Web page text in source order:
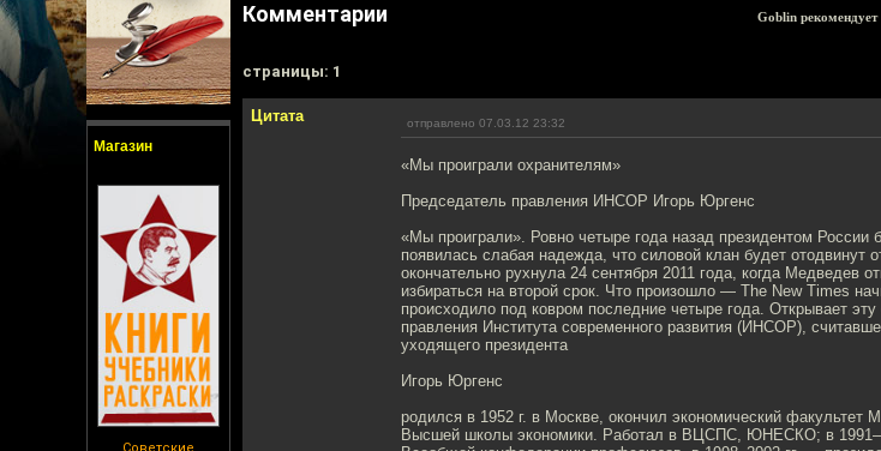
Магазин
Комментарии Goblin рекомендует
cтраницы: 1
Цитата отправлено 07.03.12 23:32
«Мы проиграли охранителям»
Председатель правления ИНСОР Игорь Юргенс
«Мы проиграли». Ровно четыре года назад президентом
появилась слабая надежда, что силовой клан будет отодвинут
окончательно рухнула 24 сентября 2011 года, когда Медведев
избираться на второй срок. Что произошло — The New Times
происходило под ковром последние четыре года. Открывает
правления Института современного развития (ИНСОР),
уходящего президента
Игорь Юргенс
родился в 1952 г. в Москве, окончил экономический факультет
Высшей школы экономики. Работал в ВЦСПС, ЮНЕСКО; в